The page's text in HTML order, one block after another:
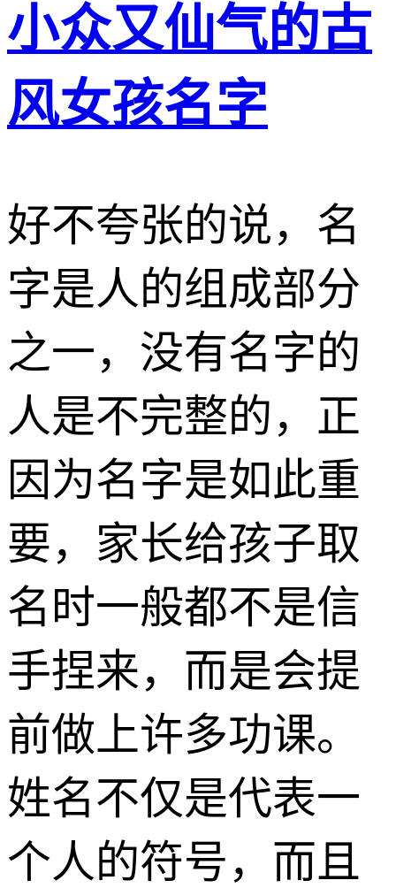
小众又仙气的古
风女孩名字
好不夸张的说，名
字是人的组成部分
之一，没有名字的
人是不完整的，正
因为名字是如此重
要，家长给孩子取
名时一般都不是信
手捏来，而是会提
前做上许多功课。
姓名不仅是代表一
个人的符号，而且